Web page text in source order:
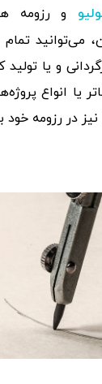
و رزومه
می‌توانید
و یا تولید‌
یا انواع
در رزومه خود